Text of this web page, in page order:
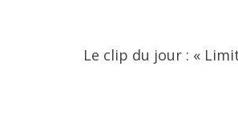
Le clip du jour : «